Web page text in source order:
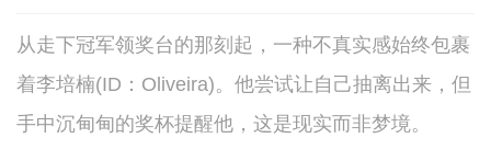
从走下冠军领奖台的那刻起，一种不真实感始终包裹
着李培楠(ID：Oliveira)。他尝试让自己抽离出来，但
手中沉甸甸的奖杯提醒他，这是现实而非梦境。